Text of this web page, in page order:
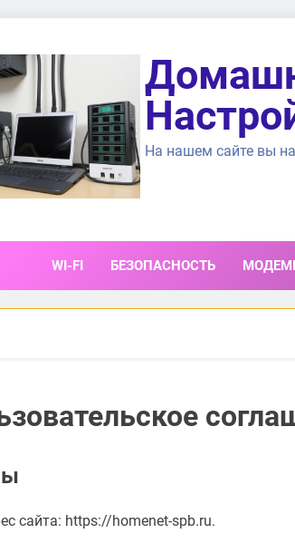
На нашем сайте вы
WI-FI БЕЗОПАСНОСТЬ
сайта: https://homenet-spb.ru.